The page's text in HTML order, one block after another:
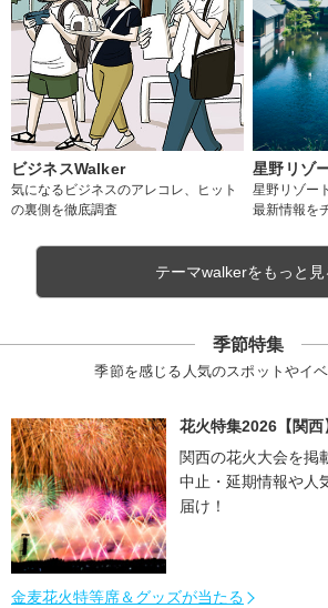
ビジネスWalker
気になるビジネスのアレコレ、ヒット
の裏側を徹底調査
星野リゾ
星野リゾー
最新情報を
テーマwalkerをもっと見
季節特集
季節を感じる人気のスポットやイ
花火特集2026【関西
関西の花火大会を掲
中止・延期情報や人
届け！
金麦花火特等席＆グッズが当たる